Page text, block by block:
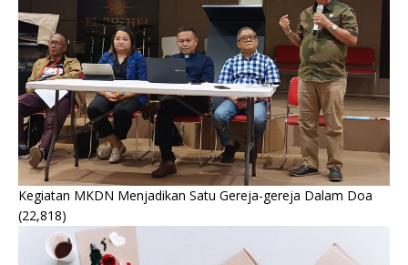
Kegiatan MKDN Menjadikan Satu Gereja-gereja Dalam Doa
(22,818)